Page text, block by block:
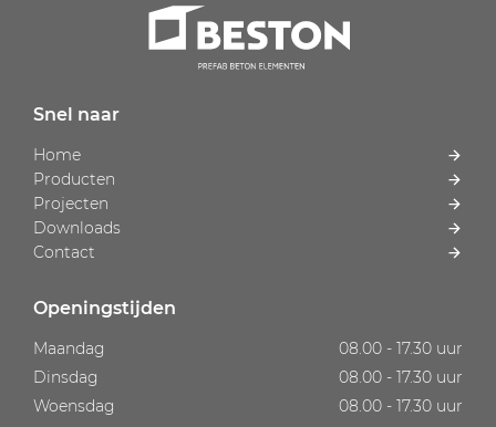
Snel naar
Home
Producten
Projecten
Downloads
Contact
Openingstijden
Maandag
08.00 - 17.30 uur
Dinsdag
08.00 - 17.30 uur
Woensdag
08.00 - 17.30 uur